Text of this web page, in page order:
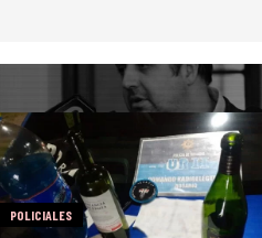
POLICIALES